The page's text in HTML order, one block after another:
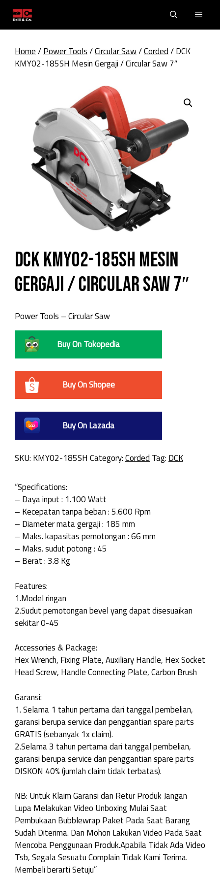
content
Home/Power Tools/Circular Saw/Corded/ DCK
KMY02-185SH Mesin Gergaji / Circular Saw 7″
DCK KMY02-185SH Mesin
Gergaji / Circular Saw 7″
Power Tools – Circular Saw
Buy On Tokopedia
Buy On Shopee
Buy On Lazada
SKU: KMY02-185SH Category:CordedTag:DCK
“Specifications:
– Daya input : 1.100 Watt
– Kecepatan tanpa beban : 5.600 Rpm
– Diameter mata gergaji : 185 mm
– Maks. kapasitas pemotongan : 66 mm
– Maks. sudut potong : 45
– Berat : 3.8 Kg
Features:
1.Model ringan
2.Sudut pemotongan bevel yang dapat disesuaikan
sekitar 0-45
Accessories & Package:
Hex Wrench, Fixing Plate, Auxiliary Handle, Hex Socket
Head Screw, Handle Connecting Plate, Carbon Brush
Garansi:
1. Selama 1 tahun pertama dari tanggal pembelian,
garansi berupa service dan penggantian spare parts
GRATIS (sebanyak 1x claim).
2.Selama 3 tahun pertama dari tanggal pembelian,
garansi berupa service dan penggantian spare parts
DISKON 40% (jumlah claim tidak terbatas).
NB: Untuk Klaim Garansi dan Retur Produk Jangan
Lupa Melakukan Video Unboxing Mulai Saat
Pembukaan Bubblewrap Paket Pada Saat Barang
Sudah Diterima. Dan Mohon Lakukan Video Pada Saat
Mencoba Penggunaan Produk.Apabila Tidak Ada Video
Tsb, Segala Sesuatu Complain Tidak Kami Terima.
Membeli berarti Setuju”